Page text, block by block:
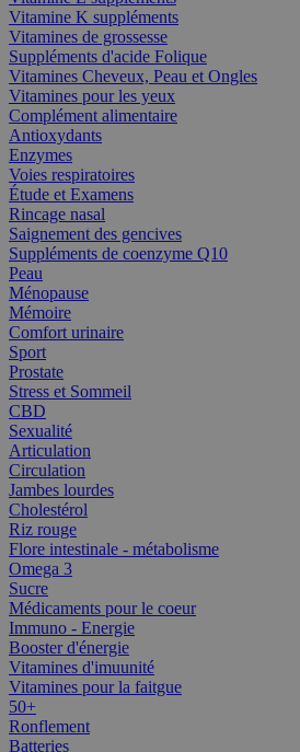
Vitamine K suppléments
Vitamines de grossesse
Suppléments d'acide Folique
Vitamines Cheveux, Peau et Ongles
Vitamines pour les yeux
Complément alimentaire
Antioxydants
Enzymes
Voies respiratoires
Étude et Examens
Rincage nasal
Saignement des gencives
Suppléments de coenzyme Q10
Peau
Ménopause
Mémoire
Comfort urinaire
Sport
Prostate
Stress et Sommeil
CBD
Sexualité
Articulation
Circulation
Jambes lourdes
Cholestérol
Riz rouge
Flore intestinale - métabolisme
Omega 3
Sucre
Médicaments pour le coeur
Immuno - Energie
Booster d'énergie
Vitamines d'imuunité
Vitamines pour la faitgue
50+
Ronflement
Batteries